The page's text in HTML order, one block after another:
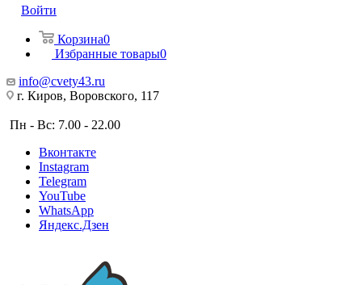
Войти
Корзина0
Избранные товары0
info@cvety43.ru
г. Киров, Воровского, 117
Пн - Вс: 7.00 - 22.00
Вконтакте
Instagram
Telegram
YouTube
WhatsApp
Яндекс.Дзен